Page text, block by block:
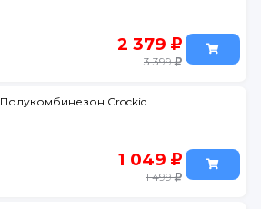
2 379
3 399
Полукомбинезон Crockid
1 049
1 499